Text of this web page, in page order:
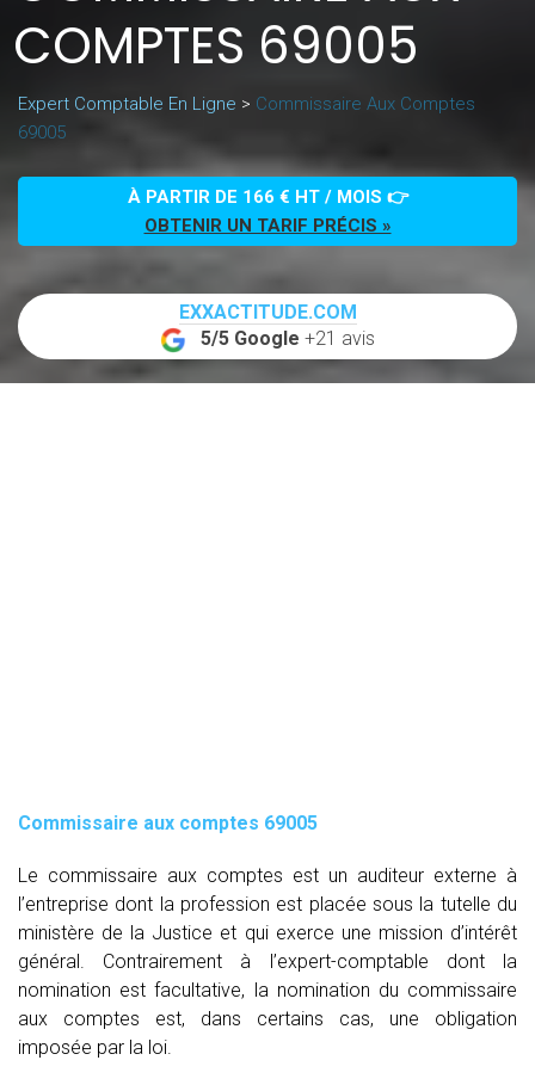
COMPTES 69005
Expert Comptable En Ligne > Commissaire Aux Comptes
69005
À PARTIR DE 166 € HT / MOIS 👉
OBTENIR UN TARIF PRÉCIS »
EXXACTITUDE.COM
5/5 Google +21 avis
Commissaire aux comptes 69005
Le commissaire aux comptes est un auditeur externe à
l’entreprise dont la profession est placée sous la tutelle du
ministère de la Justice et qui exerce une mission d’intérêt
général. Contrairement à l’expert-comptable dont la
nomination est facultative, la nomination du commissaire
aux comptes est, dans certains cas, une obligation
imposée par la loi.